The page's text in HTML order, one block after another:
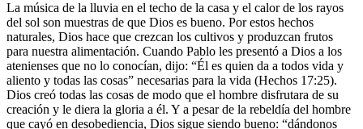
La música de la lluvia en el techo de la casa y el calor de los rayos
del sol son muestras de que Dios es bueno. Por estos hechos
naturales, Dios hace que crezcan los cultivos y produzcan frutos
para nuestra alimentación. Cuando Pablo les presentó a Dios a los
atenienses que no lo conocían, dijo: “Él es quien da a todos vida y
aliento y todas las cosas” necesarias para la vida (Hechos 17:25).
Dios creó todas las cosas de modo que el hombre disfrutara de su
creación y le diera la gloria a él. Y a pesar de la rebeldía del hombre
que cayó en desobediencia, Dios sigue siendo bueno: “dándonos